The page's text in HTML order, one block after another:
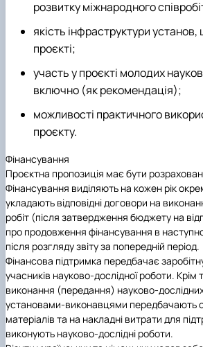
розвитку міжнародного
якість інфраструктури
проєкті;
участь у проєкті молодих
включно (як рекомендація);
можливості практичного
проєкту.
Фінансування
Проєктна пропозиція має бути
Фінансування виділяють на кожен рік
укладають відповідні договори на
робіт (після затвердження бюджету на
про продовження фінансування в
після розгляду звіту за попередній період.
Фінансова підтримка передбачає
учасників науково-дослідної роботи. Крім
виконання (передання) науково-
установами-виконавцями передбачають
матеріалів та на накладні витрати для
виконують науково-дослідні роботи.